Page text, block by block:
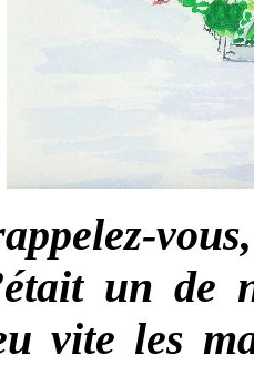
un de
vite les